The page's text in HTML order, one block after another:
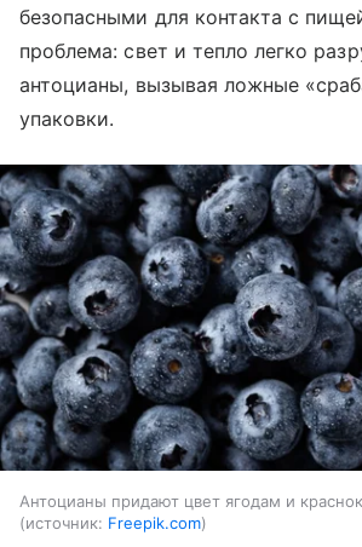
безопасными для контакта с
проблема: свет и тепло легко
антоцианы, вызывая ложные
упаковки.
Антоцианы придают цвет ягодам и
источник: Freepik.com